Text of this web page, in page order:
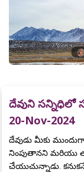
దేవుని
20-Nov-2024
దేవుడు మీకు
నింపుతానని మరియు
చేయుచున్నాడు.